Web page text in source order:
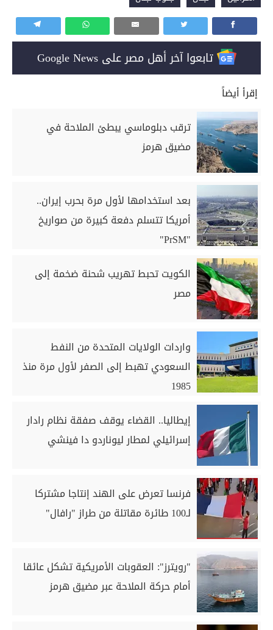
تابعوا آخر أهل مصر على Google News
إقرأ أيضاً
ترقب دبلوماسي يبطئ الملاحة في
مضيق هرمز
بعد استخدامها لأول مرة بحرب إيران..
أمريكا تتسلم دفعة كبيرة من صواريخ
"PrSM"
الكويت تحبط تهريب شحنة ضخمة إلى
مصر
واردات الولايات المتحدة من النفط
السعودي تهبط إلى الصفر لأول مرة منذ
1985
إيطاليا.. القضاء يوقف صفقة نظام رادار
إسرائيلي لمطار ليوناردو دا فينشي
فرنسا تعرض على الهند إنتاجا مشتركا
لـ100 طائرة مقاتلة من طراز "رافال"
"رويترز": العقوبات الأمريكية تشكل عائقا
أمام حركة الملاحة عبر مضيق هرمز